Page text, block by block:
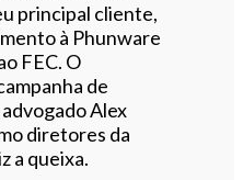
principal cliente,
à Phunware
FEC. O
de
Alex
diretores da
a queixa.